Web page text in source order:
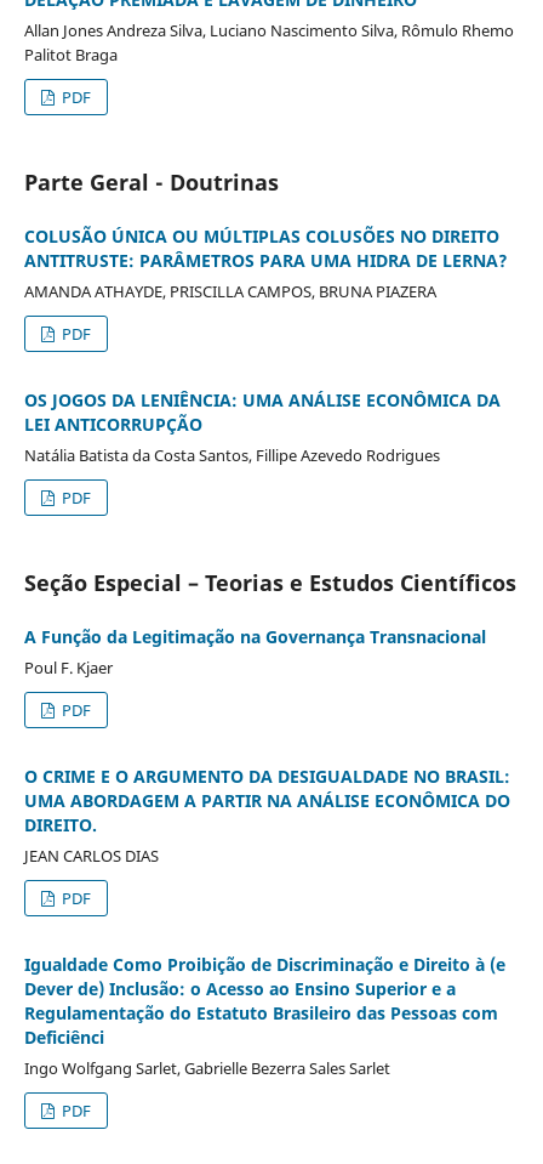
Allan Jones Andreza Silva, Luciano Nascimento Silva, Rômulo Rhemo
Palitot Braga
PDF
Parte Geral - Doutrinas
COLUSÃO ÚNICA OU MÚLTIPLAS COLUSÕES NO DIREITO
ANTITRUSTE: PARÂMETROS PARA UMA HIDRA DE LERNA?
AMANDA ATHAYDE, PRISCILLA CAMPOS, BRUNA PIAZERA
PDF
OS JOGOS DA LENIÊNCIA: UMA ANÁLISE ECONÔMICA DA
LEI ANTICORRUPÇÃO
Natália Batista da Costa Santos, Fillipe Azevedo Rodrigues
PDF
Seção Especial – Teorias e Estudos Científicos
A Função da Legitimação na Governança Transnacional
Poul F. Kjaer
PDF
O CRIME E O ARGUMENTO DA DESIGUALDADE NO BRASIL:
UMA ABORDAGEM A PARTIR NA ANÁLISE ECONÔMICA DO
DIREITO.
JEAN CARLOS DIAS
PDF
Igualdade Como Proibição de Discriminação e Direito à (e
Dever de) Inclusão: o Acesso ao Ensino Superior e a
Regulamentação do Estatuto Brasileiro das Pessoas com
Deficiênci
Ingo Wolfgang Sarlet, Gabrielle Bezerra Sales Sarlet
PDF